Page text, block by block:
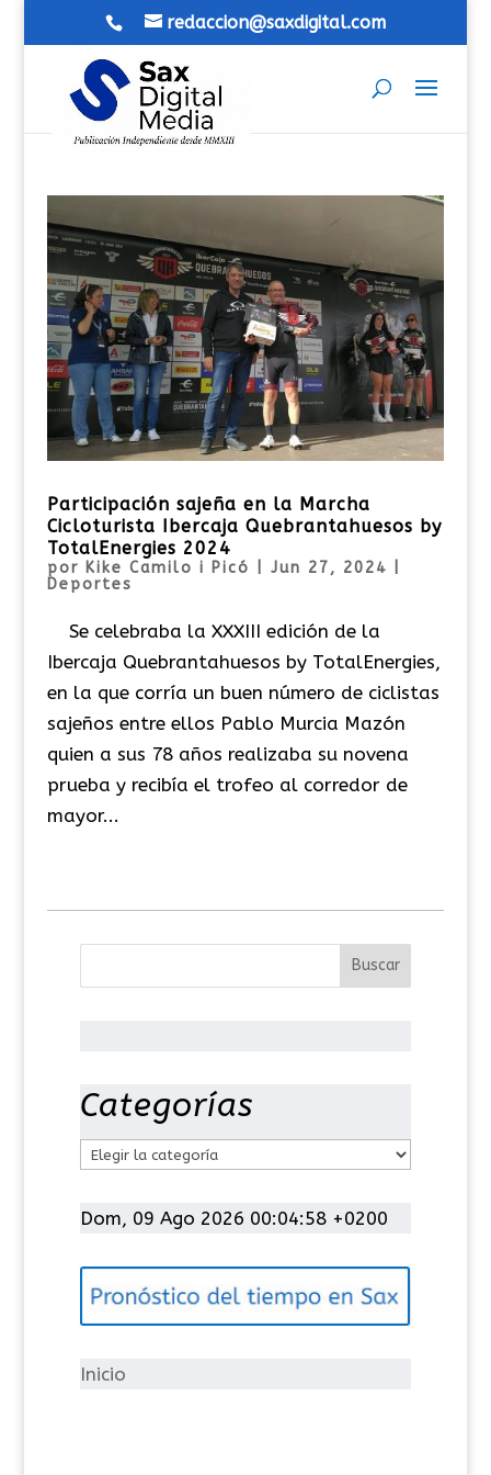
redaccion@saxdigital.com
Participación sajeña en la Marcha
Cicloturista Ibercaja Quebrantahuesos by
TotalEnergies 2024
por Kike Camilo i Picó Jun 27, 2024
Deportes
Se celebraba la XXXIII edición de la
Ibercaja Quebrantahuesos by TotalEnergies,
en la que corría un buen número de ciclistas
sajeños entre ellos Pablo Murcia Mazón
quien a sus 78 años realizaba su novena
prueba y recibía el trofeo al corredor de
mayor...
Categorías
t
g
í
Dom, 09 Ago 2026 00:04:59 +0200
Inicio